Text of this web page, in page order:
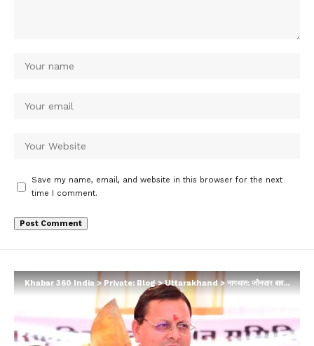
Save my name, email, and website in this browser for the next
time I comment.
Khabar 360 India>Private: Blog>Uttarakhand>नागथात: जौनसार बावर सांस्कृतिक महोत्सव में शामिल हुए सीएम धामी